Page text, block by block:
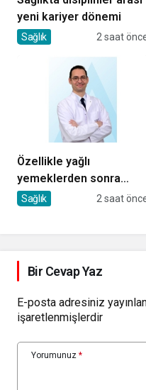
yeni kariyer dönemi
Sağlık 2 saat
Özellikle yağlı
yemeklerden sonra
başlıyorsa, gecikmeyin
Sağlık 2 saat
Bir Cevap Yaz
E-posta adresiniz
işaretlenmişlerdir
Yorumunuz *